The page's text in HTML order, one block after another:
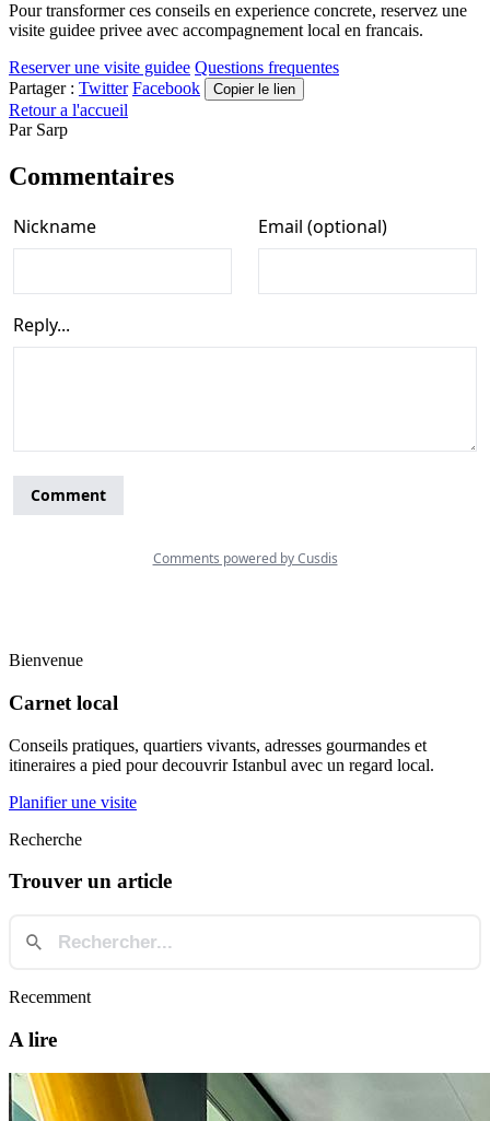
Pour transformer ces conseils en experience concrete, reservez une
visite guidee privee avec accompagnement local en francais.
Reserver une visite guidee Questions frequentes
Partager : Twitter Facebook Copier le lien
Retour a l'accueil
Par Sarp
Commentaires
Bienvenue
Carnet local
Conseils pratiques, quartiers vivants, adresses gourmandes et
itineraires a pied pour decouvrir Istanbul avec un regard local.
Planifier une visite
Recherche
Trouver un article
Recemment
A lire